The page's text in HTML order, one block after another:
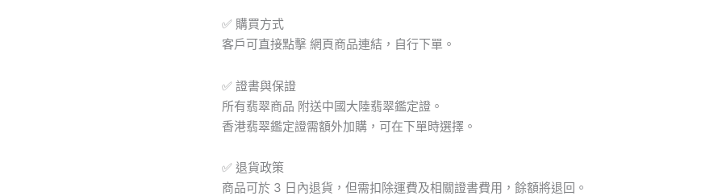
✅ 購買方式
客戶可直接點擊 網頁商品連結，自行下單。
✅ 證書與保證
所有翡翠商品 附送中國大陸翡翠鑑定證。
香港翡翠鑑定證需額外加購，可在下單時選擇。
✅ 退貨政策
商品可於 3 日內退貨，但需扣除運費及相關證書費用，餘額將退回。
透
實
祥
數
量